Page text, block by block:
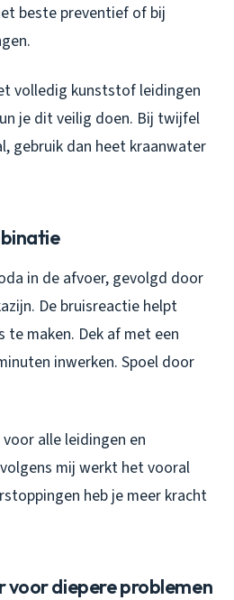
beste preventief of bij
volledig kunststof leidingen
je dit veilig doen. Bij twijfel
gebruik dan heet kraanwater
in de afvoer, gevolgd door
De bruisreactie helpt
maken. Dek af met een
inwerken. Spoel door
alle leidingen en
mij werkt het vooral
heb je meer kracht
diepere problemen